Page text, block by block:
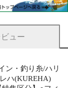
ビュー
ン・釣り糸/ハリ
ハ(KUREHA)